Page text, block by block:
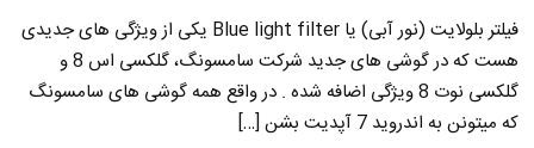
فیلتر بلولایت (نور آبی) یا Blue light filter یکی از ویژگی های جدیدی
هست که در گوشی های جدید شرکت سامسونگ، گلکسی اس 8 و
گلکسی نوت 8 ویژگی اضافه شده . در واقع همه گوشی های سامسونگ
که میتونن به اندروید 7 آپدیت بشن […]